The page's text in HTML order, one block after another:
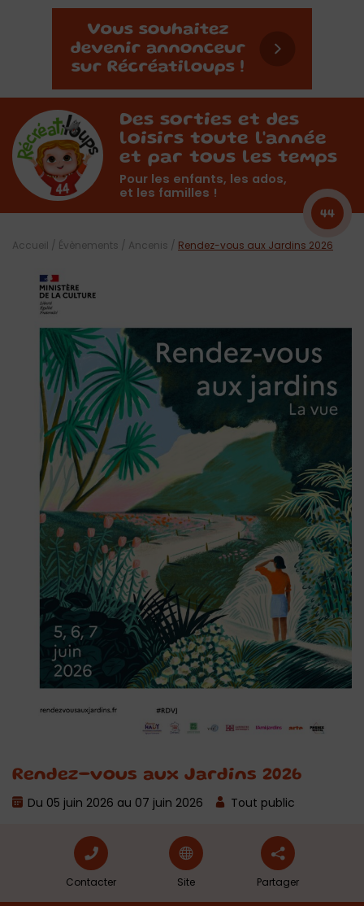
Des sorties et des
loisirs toute l'année
et par tous les temps
Pour les enfants, les ados,
et les familles !
44
Rendez-vous aux Jardins 2026
Du 05 juin 2026 au 07 juin 2026 Tout public
Accueil / Évènements / Ancenis / Rendez-vous aux Jardins 2026
Contacter Site Partager